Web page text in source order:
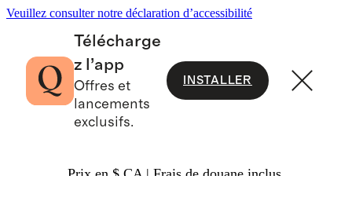
Veuillez consulter notre déclaration d’accessibilité
Télécharge
z l’app
Offres et
lancements
exclusifs.
INSTALLER
Prix en $ CA | Frais de douane inclus.